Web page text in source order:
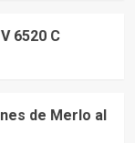
6520 C
de Merlo al